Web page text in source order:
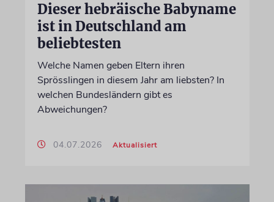
Dieser hebräische Babyname
ist in Deutschland am
beliebtesten
Welche Namen geben Eltern ihren
Sprösslingen in diesem Jahr am liebsten? In
welchen Bundesländern gibt es
Abweichungen?
04.07.2026 Aktualisiert